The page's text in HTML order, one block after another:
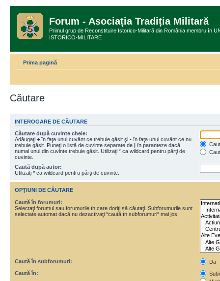
Forum - Asociația Tradiția Militară
Primul grup de Reconstituire Istorico-Militară din România membru în
ISTORICO-MILITARE
Prima pagină
Căutare
INTEROGARE DE CĂUTARE
Căutare după cuvinte cheie:
Adăugaţi + în faţa unui cuvânt ce trebuie găsit şi - în faţa unui cuvânt ce nu
trebuie găsit. Puneţi o listă de cuvinte separate de | în paranteze dacă
numai unul din cuvinte trebuie găsit. Utilizaţi * ca wildcard pentru părţi de
cuvinte.
Caută după autor:
Utilizaţi * ca wildcard pentru părţi de cuvinte.
OPŢIUNI DE CĂUTARE
Caută în forumuri:
Selectaţi forumul sau forumurile în care doriţi să căutaţi. Subforumurile sunt
selectate automat dacă nu dezactivaţi “caută în subforumuri“ mai jos.
Caută în subforumuri:
Da
Caută în: